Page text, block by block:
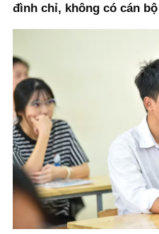
đình chỉ, không có cán